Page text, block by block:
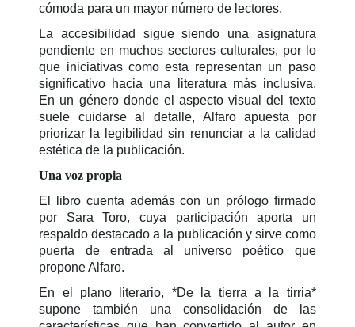
cómoda para un mayor número de lectores.
La accesibilidad sigue siendo una asignatura
pendiente en muchos sectores culturales, por lo
que iniciativas como esta representan un paso
significativo hacia una literatura más inclusiva.
En un género donde el aspecto visual del texto
suele cuidarse al detalle, Alfaro apuesta por
priorizar la legibilidad sin renunciar a la calidad
estética de la publicación.
Una voz propia
El libro cuenta además con un prólogo firmado
por Sara Toro, cuya participación aporta un
respaldo destacado a la publicación y sirve como
puerta de entrada al universo poético que
propone Alfaro.
En el plano literario, *De la tierra a la tirria*
supone también una consolidación de las